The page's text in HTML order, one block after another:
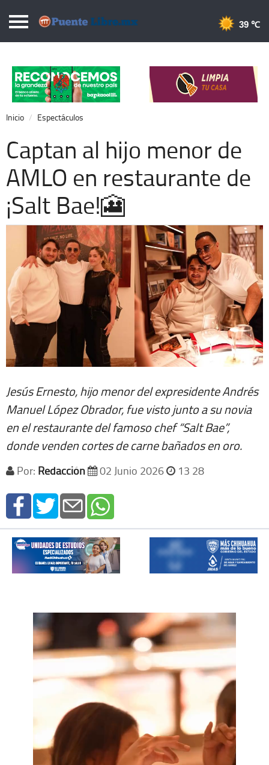
Puentelibre.mx
Local
Nacional
Opinión
Cronos
Economía
Espectáculos
Deportes
39 ℃
Inicio Espectáculos
Captan al hijo menor de
AMLO en restaurante de
¡Salt Bae!🎦
Jesús Ernesto, hijo menor del expresidente Andrés
Manuel López Obrador, fue visto junto a su novia
en el restaurante del famoso chef “Salt Bae”,
donde venden cortes de carne bañados en oro.
Por: Redacción 02 Junio 2026 13 28